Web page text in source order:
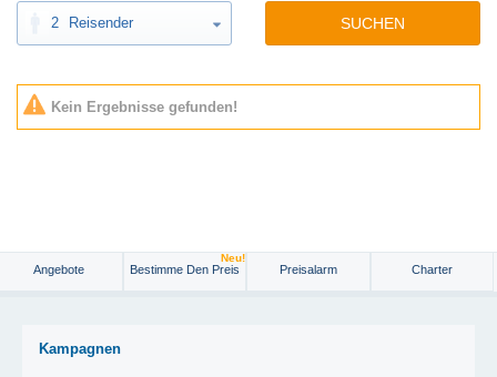
2 Reisender SUCHEN
Kein Ergebnisse gefunden!
Angebote Bestimme Den Preis
Neu!
Preisalarm Charter
Kampagnen